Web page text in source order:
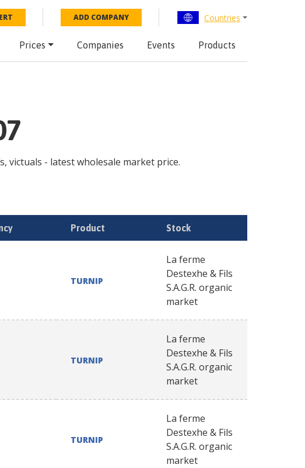
ADD COMPANY Countries
Prices Companies Events Products
victuals - latest wholesale market price.
Product Stock
TURNIP
La ferme
Destexhe & Fils
S.A.G.R. organic
market
TURNIP
La ferme
Destexhe & Fils
S.A.G.R. organic
market
TURNIP
La ferme
Destexhe & Fils
S.A.G.R. organic
market